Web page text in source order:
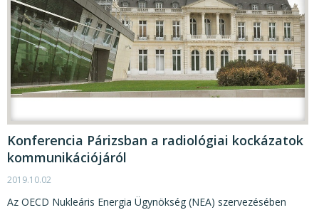
Konferencia Párizsban a radiológiai kockázatok
kommunikációjáról
2019.10.02
Az OECD Nukleáris Energia Ügynökség (NEA) szervezésében